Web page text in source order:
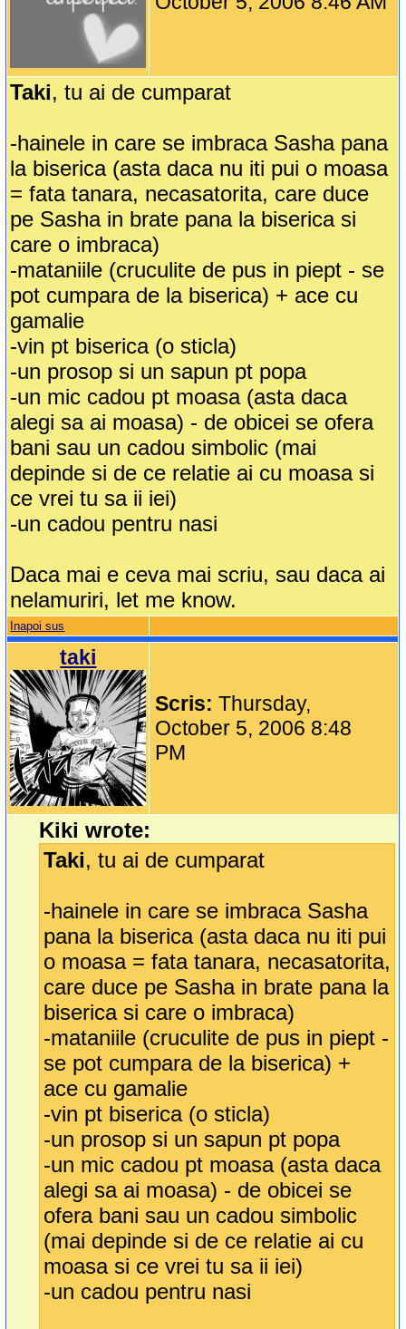
Taki, tu ai de cumparat
-hainele in care se imbraca Sasha pana
la biserica (asta daca nu iti pui o moasa
= fata tanara, necasatorita, care duce
pe Sasha in brate pana la biserica si
care o imbraca)
-mataniile (cruculite de pus in piept - se
pot cumpara de la biserica) + ace cu
gamalie
-vin pt biserica (o sticla)
-un prosop si un sapun pt popa
-un mic cadou pt moasa (asta daca
alegi sa ai moasa) - de obicei se ofera
bani sau un cadou simbolic (mai
depinde si de ce relatie ai cu moasa si
ce vrei tu sa ii iei)
-un cadou pentru nasi
Daca mai e ceva mai scriu, sau daca ai
nelamuriri, let me know.
Inapoi sus
taki
Scris:Thursday,
October 5, 2006 8:48
PM
Kiki wrote:
Taki, tu ai de cumparat
-hainele in care se imbraca Sasha
pana la biserica (asta daca nu iti pui
o moasa = fata tanara, necasatorita,
care duce pe Sasha in brate pana la
biserica si care o imbraca)
-mataniile (cruculite de pus in piept -
se pot cumpara de la biserica) +
ace cu gamalie
-vin pt biserica (o sticla)
-un prosop si un sapun pt popa
-un mic cadou pt moasa (asta daca
alegi sa ai moasa) - de obicei se
ofera bani sau un cadou simbolic
(mai depinde si de ce relatie ai cu
moasa si ce vrei tu sa ii iei)
-un cadou pentru nasi